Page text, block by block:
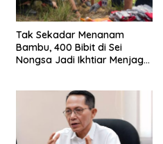
Tak Sekadar Menanam
Bambu, 400 Bibit di Sei
Nongsa Jadi Ikhtiar Menjaga